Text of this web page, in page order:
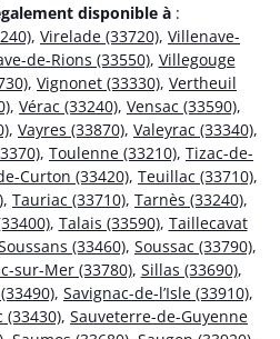
disponible à :
, Virelade (33720), Villenave-
de-Rions (33550), Villegouge
, Vignonet (33330), Vertheuil
, Vérac (33240), Vensac (33590),
, Vayres (33870), Valeyrac (33340),
, Toulenne (33210), Tizac-de-
Curton (33420), Teuillac (33710),
, Tauriac (33710), Tarnès (33240),
, Talais (33590), Taillecavat
(33460), Soussac (33790),
sur-Mer (33780), Sillas (33690),
, Savignac-de-l’Isle (33910),
(33430), Sauveterre-de-Guyenne